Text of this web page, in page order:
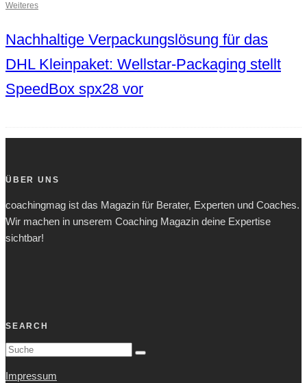
Weiteres
Nachhaltige Verpackungslösung für das
DHL Kleinpaket: Wellstar-Packaging stellt
SpeedBox spx28 vor
ÜBER UNS
coachingmag ist das Magazin für Berater, Experten und Coaches.
Wir machen in unserem Coaching Magazin deine Expertise
sichtbar!
SEARCH
Impressum